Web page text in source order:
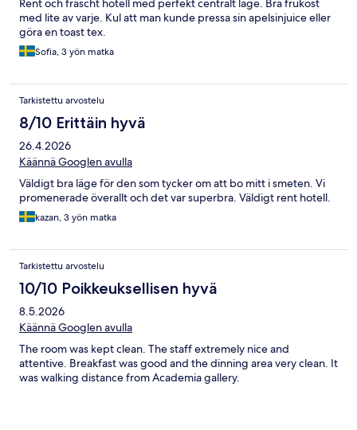
Rent och fräscht hotell med perfekt centralt läge. Bra frukost
med lite av varje. Kul att man kunde pressa sin apelsinjuice eller
göra en toast tex.
Sofia, 3 yön matka
Tarkistettu arvostelu
8/10 Erittäin hyvä
26.4.2026
Käännä Googlen avulla
Väldigt bra läge för den som tycker om att bo mitt i smeten. Vi
promenerade överallt och det var superbra. Väldigt rent hotell.
kazan, 3 yön matka
Tarkistettu arvostelu
10/10 Poikkeuksellisen hyvä
8.5.2026
Käännä Googlen avulla
The room was kept clean. The staff extremely nice and
attentive. Breakfast was good and the dinning area very clean. It
was walking distance from Academia gallery.